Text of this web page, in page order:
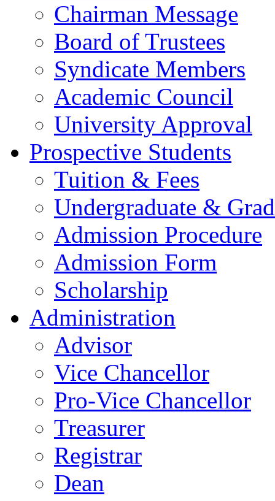
Chairman Message
Board of Trustees
Syndicate Members
Academic Council
University Approval
Prospective Students
Tuition & Fees
Undergraduate &
Admission Procedure
Admission Form
Scholarship
Administration
Advisor
Vice Chancellor
Pro-Vice Chancellor
Treasurer
Registrar
Dean